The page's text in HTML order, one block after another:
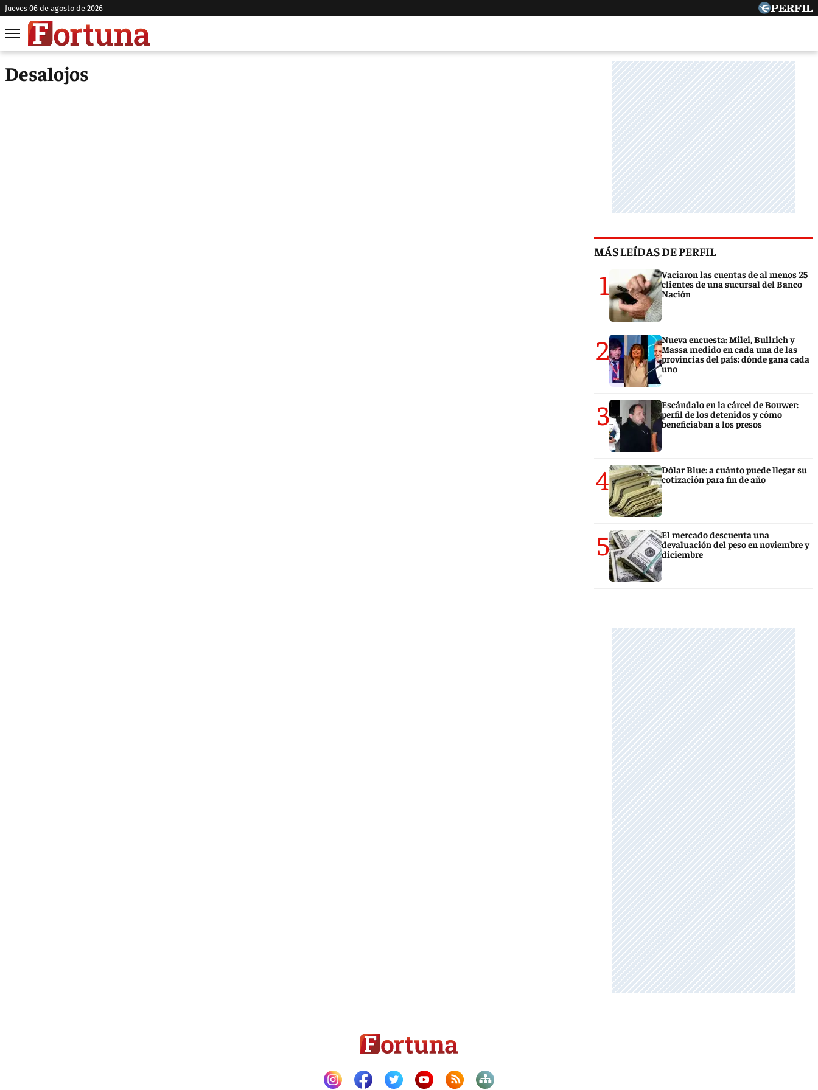
jueves 06 de agosto de 2026
Desalojos
MÁS LEÍDAS DE PERFIL
1
Vaciaron las cuentas de al menos 25
clientes de una sucursal del Banco
Nación
2
Nueva encuesta: Milei, Bullrich y
Massa medido en cada una de las
provincias del país: dónde gana cada
uno
3
Escándalo en la cárcel de Bouwer:
perfil de los detenidos y cómo
beneficiaban a los presos
4
Dólar Blue: a cuánto puede llegar su
cotización para fin de año
5
El mercado descuenta una
devaluación del peso en noviembre y
diciembre